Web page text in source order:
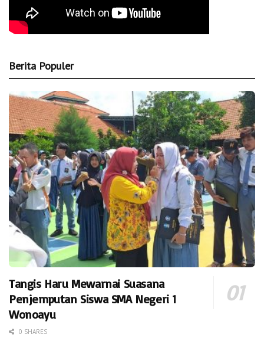
Berita Populer
Tangis Haru Mewarnai Suasana
Penjemputan Siswa SMA Negeri 1
Wonoayu
0 SHARES